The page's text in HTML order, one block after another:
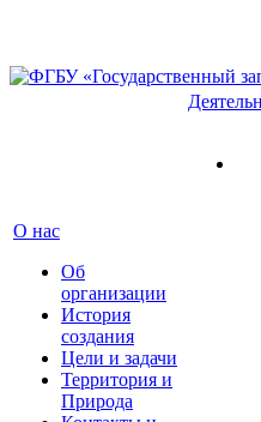
О нас
Об
организации
История
создания
Цели и задачи
Территория и
Природа